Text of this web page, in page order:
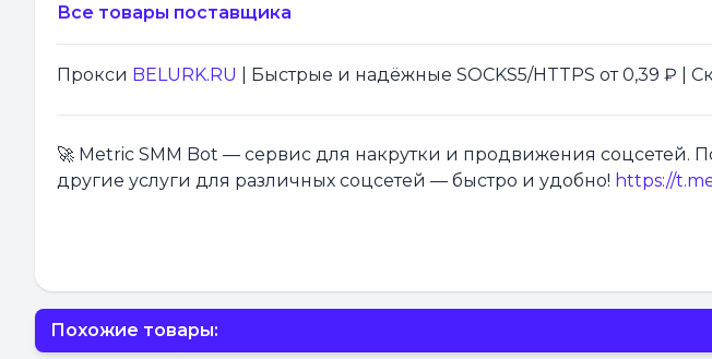
Все товары поставщика
Прокси BELURK.RU | Быстрые и надёжные SOCKS5/HTTPS от 0,39 ₽ |
🚀 Metric SMM Bot — сервис для накрутки и продвижения соцсетей.
другие услуги для различных соцсетей — быстро и удобно! https://
Похожие товары: